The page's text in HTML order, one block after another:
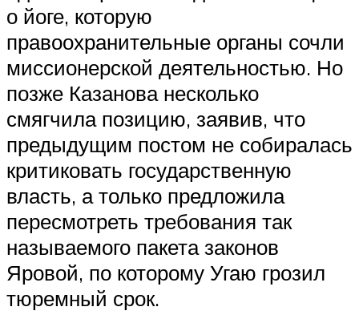
о йоге, которую
правоохранительные органы сочли
миссионерской деятельностью. Но
позже Казанова несколько
смягчила позицию, заявив, что
предыдущим постом не собиралась
критиковать государственную
власть, а только предложила
пересмотреть требования так
называемого пакета законов
Яровой, по которому Угаю грозил
тюремный срок.